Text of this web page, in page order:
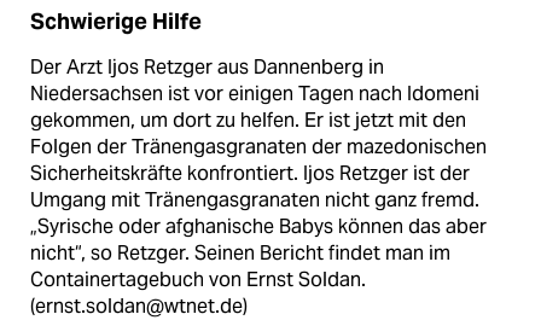
Schwierige Hilfe
Der Arzt Ijos Retzger aus Dannenberg in
Niedersachsen ist vor einigen Tagen nach Idomeni
gekommen, um dort zu helfen. Er ist jetzt mit den
Folgen der Tränengasgranaten der mazedonischen
Sicherheitskräfte konfrontiert. Ijos Retzger ist der
Umgang mit Tränengasgranaten nicht ganz fremd.
„Syrische oder afghanische Babys können das aber
nicht“, so Retzger. Seinen Bericht findet man im
Container­tagebuch von Ernst Soldan.
(ernst.soldan@wtnet.de)